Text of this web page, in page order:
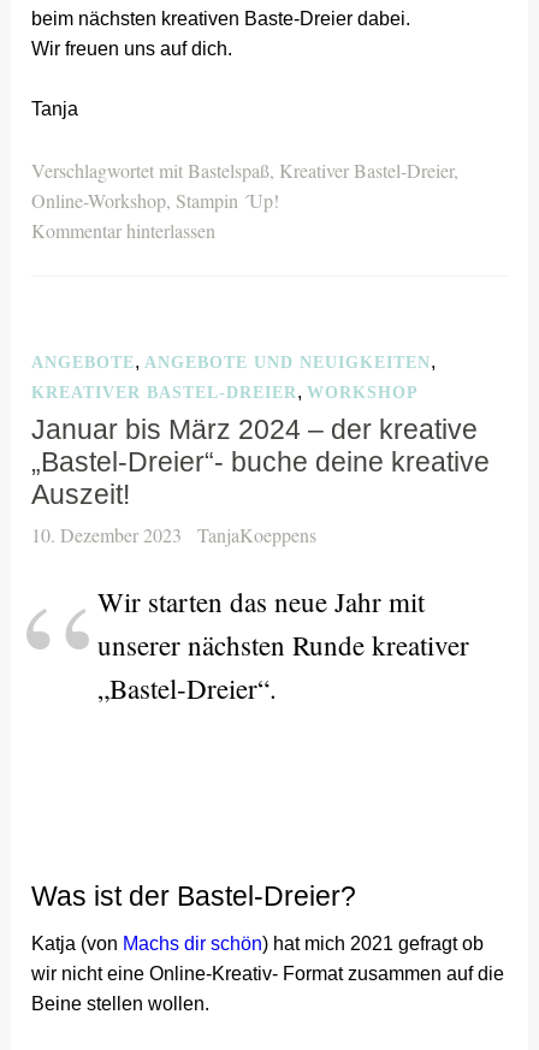
beim nächsten kreativen Baste-Dreier dabei.
Wir freuen uns auf dich.
Tanja
Verschlagwortet mitBastelspaß, Kreativer Bastel-Dreier,
Online-Workshop, Stampin ´Up!
Kommentar hinterlassen
ANGEBOTE, ANGEBOTE UND NEUIGKEITEN,
KREATIVER BASTEL-DREIER,WORKSHOP
Januar bis März 2024 – der kreative
„Bastel-Dreier“- buche deine kreative
Auszeit!
10. Dezember 2023 TanjaKoeppens
Wir starten das neue Jahr mit
unserer nächsten Runde kreativer
„Bastel-Dreier“.
Was ist der Bastel-Dreier?
Katja (von Machs dir schön) hat mich 2021 gefragt ob
wir nicht eine Online-Kreativ- Format zusammen auf die
Beine stellen wollen.